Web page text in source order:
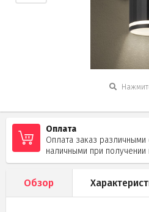
Оплата
Оплата заказ
наличными при
Обзор